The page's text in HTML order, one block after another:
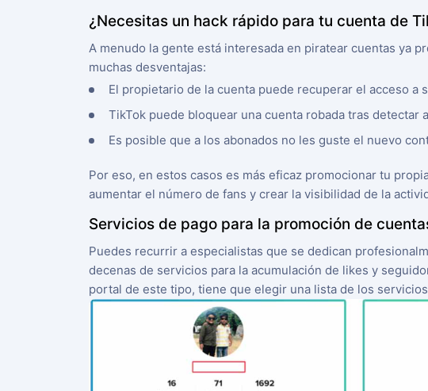
¿Necesitas un hack rápido para tu cuenta de
A menudo la gente está interesada en piratear cuentas ya
muchas desventajas:
El propietario de la cuenta puede recuperar el acceso a
TikTok puede bloquear una cuenta robada tras detectar
Es posible que a los abonados no les guste el nuevo
Por eso, en estos casos es más eficaz promocionar tu
aumentar el número de fans y crear la visibilidad de la
Servicios de pago para la promoción de
Puedes recurrir a especialistas que se dedican
decenas de servicios para la acumulación de likes y
portal de este tipo, tiene que elegir una lista de los